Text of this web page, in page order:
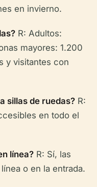
en invierno.
R: Adultos:
mayores: 1.200
y visitantes con
sillas de ruedas? R:
en todo el
línea? R: Sí, las
o en la entrada.